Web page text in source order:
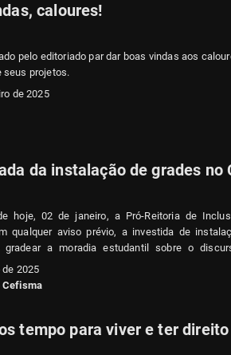
caloures!
pelo editoriado par dar boas vindas aos
seus projetos.
de 2025
da instalação de grades no
hoje, 02 de janeiro, a Pró-Reitoria de
qualquer aviso prévio, a investida de
gradear a moradia estudantil sobre o
dos moradores” teve início em
moradores e estudantes mobilizados
2025
Cefisma
tempo para viver e ter